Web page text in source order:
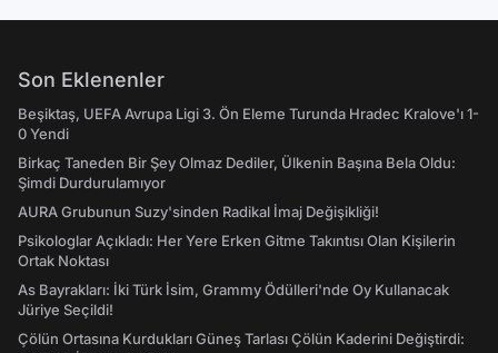
Son Eklenenler
Beşiktaş, UEFA Avrupa Ligi 3. Ön Eleme Turunda Hradec Kralove'ı 1-
0 Yendi
Birkaç Taneden Bir Şey Olmaz Dediler, Ülkenin Başına Bela Oldu:
Şimdi Durdurulamıyor
AURA Grubunun Suzy'sinden Radikal İmaj Değişikliği!
Psikologlar Açıkladı: Her Yere Erken Gitme Takıntısı Olan Kişilerin
Ortak Noktası
As Bayrakları: İki Türk İsim, Grammy Ödülleri'nde Oy Kullanacak
Jüriye Seçildi!
Çölün Ortasına Kurdukları Güneş Tarlası Çölün Kaderini Değiştirdi: